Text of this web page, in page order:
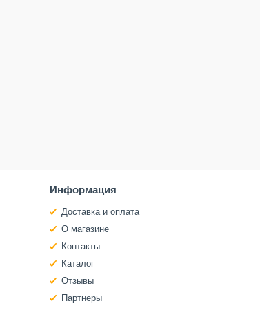
Информация
Доставка и оплата
О магазине
Контакты
Каталог
Отзывы
Партнеры